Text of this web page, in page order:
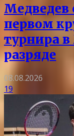
Медведев
первом
турнира
разряде
08.08.2026
19